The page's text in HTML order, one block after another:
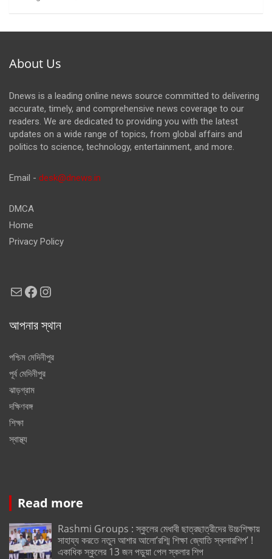
About Us
Dnews is a leading online news source committed to delivering
accurate, timely, and comprehensive news coverage to our
readers. We are dedicated to providing you with the latest
updates on a wide range of topics, from global affairs and
politics to science, technology, entertainment, and more.
Email - desk@dnews.in
DMCA
Home
Privacy Policy
MailFacebook
Instagram
আপনার স্থান
পশ্চিম মেদিনীপুর
পূর্ব মেদিনীপুর
ঝাড়গ্রাম
দক্ষিণবঙ্গ
শিক্ষা
স্বাস্থ্য
Read more
Rashmi Groups : স্কুলের মেধাবী ছাত্রছাত্রীদের উচ্চশিক্ষায়
সাহায্য করতে নতুন আশার আলো’রশ্মি শিক্ষা জ্যোতি স্কলারশিপ’ !
একাধিক স্কুলের 13 জন পড়ুয়া পেল স্কলার শিপ